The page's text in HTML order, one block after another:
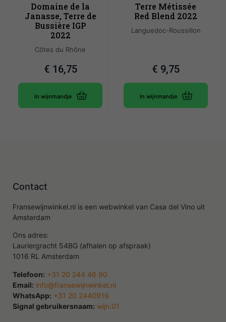
Domaine de la
Janasse, Terre de
Bussière IGP
2022
Côtes du Rhône
€ 16,75
In wijnmandje
Terre Métissée
Red Blend 2022
Languedoc-Roussillon
€ 9,75
In wijnmandje
Contact
Fransewijnwinkel.nl is een webwinkel van Casa del Vino uit
Amsterdam
Ons adres:
Lauriergracht 54BG (afhalen op afspraak)
1016 RL Amsterdam
Telefoon: +31 20 244 46 90
Email: info@fransewijnwinkel.nl
WhatsApp: +31 20 2440919
Signal gebruikersnaam: wijn.01